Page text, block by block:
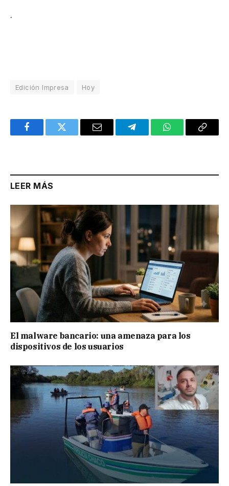
.
Edición Impresa Hoy
FacebookTwitter Email TelegramWhatsAppCopy
LEER MÁS
El malware bancario: una amenaza para los
dispositivos de los usuarios